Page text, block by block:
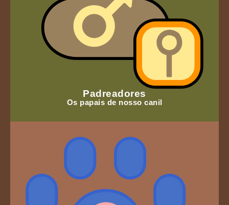
Padreadores
Os papais de nosso canil